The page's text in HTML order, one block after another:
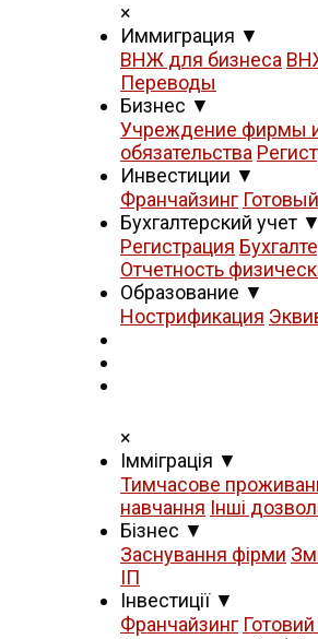
×
Иммиграция ▼
ВНЖ для бизнеса
Переводы
Бизнес ▼
Учреждение фирмы
обязательства
Инвестиции ▼
Франчайзинг
Бухгалтерский учет ▼
Регистрация
Отчетность
Образование ▼
Нострификация
×
Iммiграцiя ▼
Тимчасове
навчання Iнші
Бізнес ▼
Заснування фірми
ІП
Iнвестиції ▼
Франчайзинг Готовий